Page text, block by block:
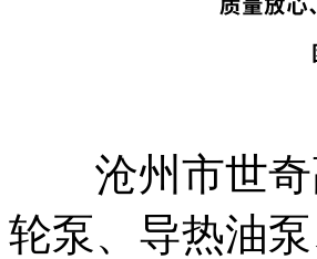
沧州市世奇
轮泵、导热油